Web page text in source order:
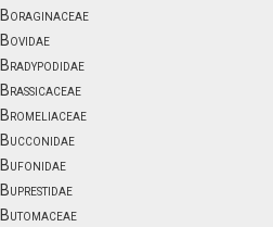
Boraginaceae
Bovidae
Bradypodidae
Brassicaceae
Bromeliaceae
Bucconidae
Bufonidae
Buprestidae
Butomaceae